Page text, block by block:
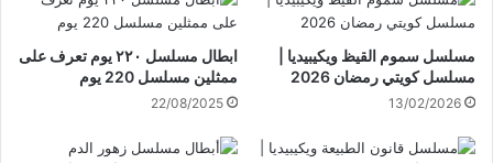
مسلسل سموم القيظ ويكيبيديا |
مسلسل كويتي رمضان 2026
13/02/2026
ابطال مسلسل ٢٢٠ يوم تعرف على
ممثلين مسلسل 220 يوم
22/08/2025